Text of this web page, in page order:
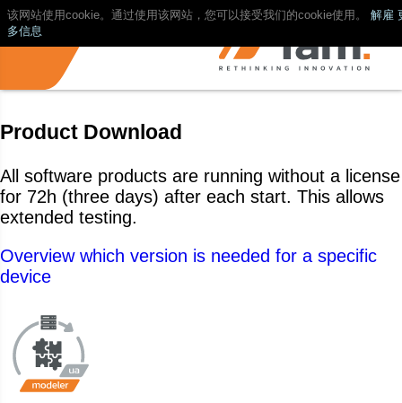
该网站使用cookie。通过使用该网站，您可以接受我们的cookie使用。 解雇
多信息
Product Download
All software products are running without a license
for 72h (three days) after each start. This allows
extended testing.
Overview which version is needed for a specific
device